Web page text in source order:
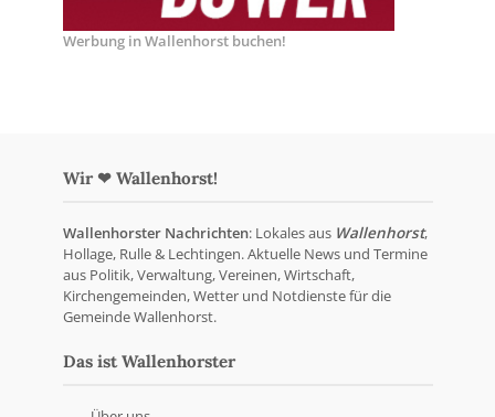
Werbung in Wallenhorst buchen!
Wir ❤ Wallenhorst!
Wallenhorster Nachrichten: Lokales aus Wallenhorst,
Hollage, Rulle & Lechtingen. Aktuelle News und Termine
aus Politik, Verwaltung, Vereinen, Wirtschaft,
Kirchengemeinden, Wetter und Notdienste für die
Gemeinde Wallenhorst.
Das ist Wallenhorster